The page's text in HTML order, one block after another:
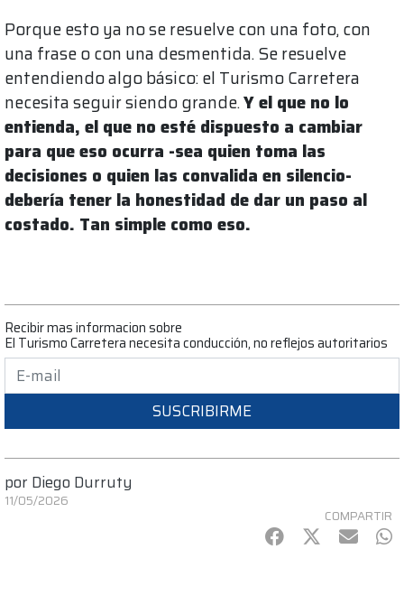
Porque esto ya no se resuelve con una foto, con
una frase o con una desmentida. Se resuelve
entendiendo algo básico: el Turismo Carretera
necesita seguir siendo grande.Y el que no lo
entienda, el que no esté dispuesto a cambiar
para que eso ocurra -sea quien toma las
decisiones o quien las convalida en silencio-
debería tener la honestidad de dar un paso al
costado. Tan simple como eso.
Recibir mas informacion sobre
El Turismo Carretera necesita conducción, no reflejos autoritarios
SUSCRIBIRME
por Diego Durruty
11/05/2026
COMPARTIR
Facebook
Twitter
mail